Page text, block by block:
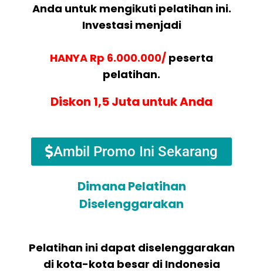
Anda untuk mengikuti pelatihan ini.
Investasi menjadi
HANYA Rp 6.000.000/ peserta
pelatihan.
Diskon 1,5 Juta untuk Anda
Ambil Promo Ini Sekarang
Dimana Pelatihan
Diselenggarakan
Pelatihan ini dapat diselenggarakan
di kota-kota besar di Indonesia